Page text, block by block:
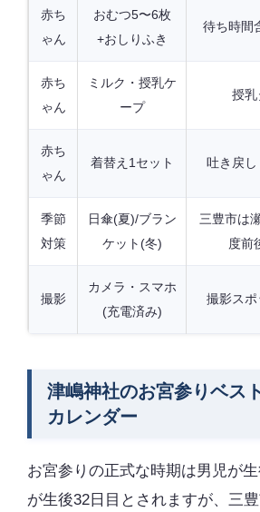
赤ち
ゃん
おむつ5〜6枚
+おしりふき
待ち時間
赤ち
ゃん
ミルク・授乳ケ
ープ
授乳
赤ち
ゃん
着替え1セット 吐き戻
季節
対策
日傘(夏)/ブラン
ケット(冬)
三豊市は
度前
撮影
カメラ・スマホ
(充電済み)
撮影ス
津嶋神社のお宮参りベス
カレンダー
お宮参りの正式な時期は男児が
が生後32日目とされますが、三